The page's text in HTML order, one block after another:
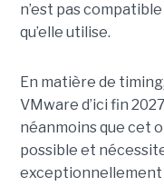
n’est pas
qu’elle utilise.
En matière de
VMware d’ici fin
néanmoins que cet
possible et
exceptionnellement